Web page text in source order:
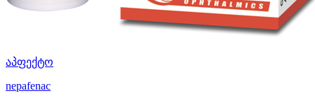
აპფექტო
nepafenac